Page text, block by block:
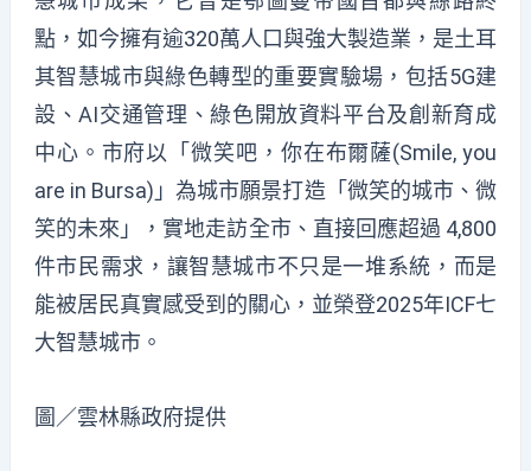
點，如今擁有逾320萬人口與強大製造業，是土耳
其智慧城市與綠色轉型的重要實驗場，包括5G建
設、AI交通管理、綠色開放資料平台及創新育成
中心。市府以「微笑吧，你在布爾薩(Smile, you
are in Bursa)」為城市願景打造「微笑的城市、微
笑的未來」，實地走訪全市、直接回應超過 4,800
件市民需求，讓智慧城市不只是一堆系統，而是
能被居民真實感受到的關心，並榮登2025年ICF七
大智慧城市。
圖／雲林縣政府提供